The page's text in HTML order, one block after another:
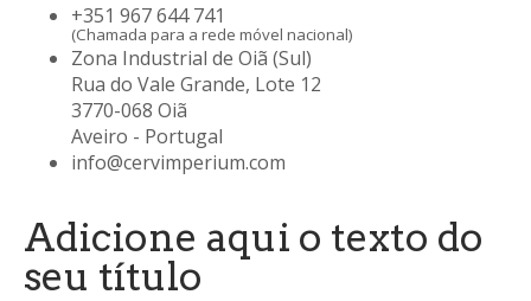
+351 967 644 741
(Chamada para a rede móvel nacional)
Zona Industrial de Oiã (Sul)
Rua do Vale Grande, Lote 12
3770-068 Oiã
Aveiro - Portugal
info@cervimperium.com
Adicione aqui o texto do
seu título